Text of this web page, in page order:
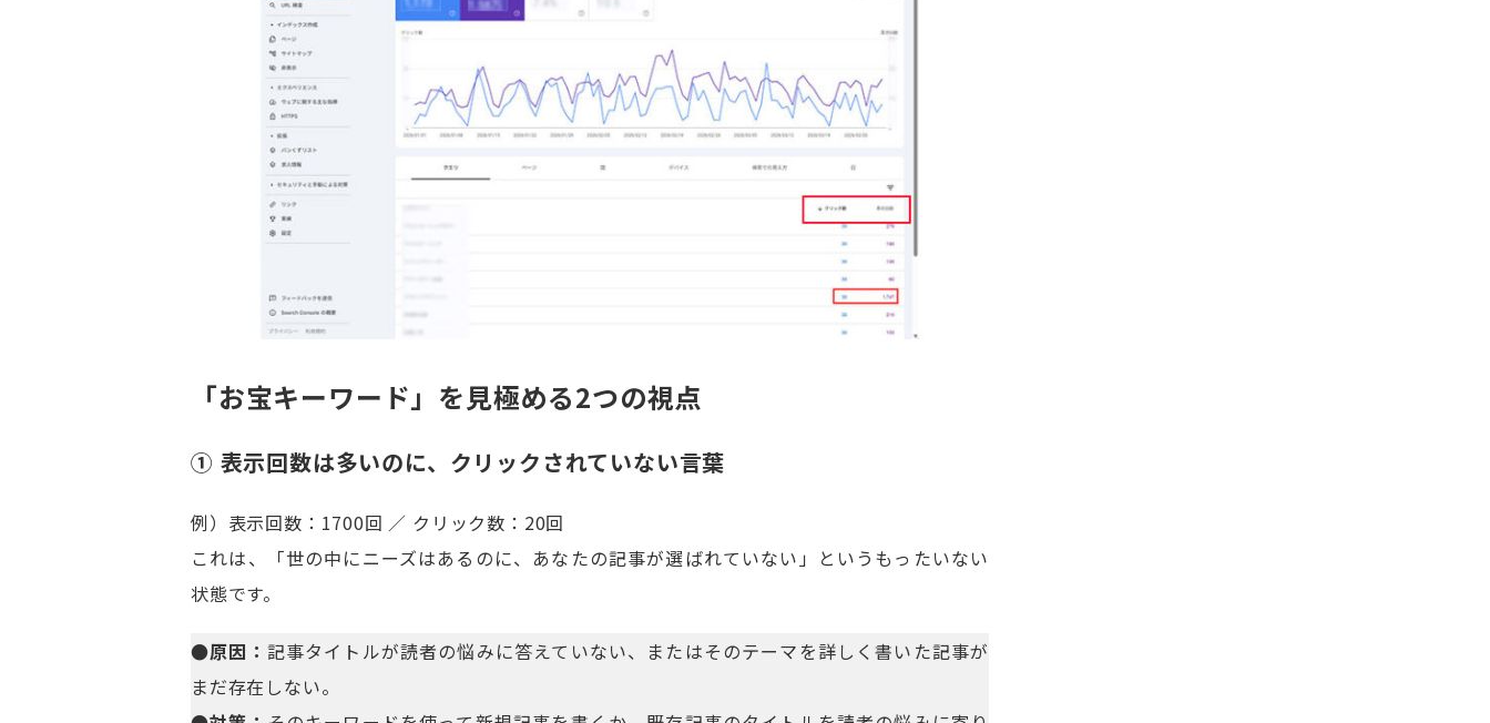
「お宝キーワード」を見極める2つの視点
① 表示回数は多いのに、クリックされていない言葉
例）表示回数：1700回 ／ クリック数：20回
これは、「世の中にニーズはあるのに、あなたの記事が選ばれていない」というもったいない
状態です。
●原因： 記事タイトルが読者の悩みに答えていない、またはそのテーマを詳しく書いた記事が
まだ存在しない。